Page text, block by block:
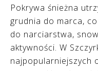
Pokrywa śnieżna
grudnia do marca,
do narciarstwa,
aktywności. W
najpopularniejszych